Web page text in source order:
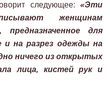
следующее: «Эти
женщинам
предназначенное для
на разрез одежды на
ничего из открытых
лица, кистей рук и